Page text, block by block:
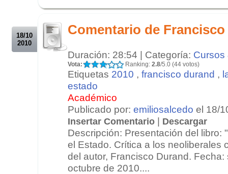
18/10
2010
Comentario de
Duración: 28:54 | Categoría: Cursos
Vota: Ranking: 2.8/5.0 (44 votos)
Etiquetas 2010 , francisco durand ,
estado
Académico
Publicado por: emiliosalcedo el 18/
Insertar Comentario | Descargar
Descripción: Presentación del libro:
el Estado. Crítica a los neoliberales
del autor, Francisco Durand.
octubre de 2010....